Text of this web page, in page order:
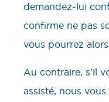
demandez-lui
confirme ne pas
vous pourrez
Au contraire, s’il
assisté, nous